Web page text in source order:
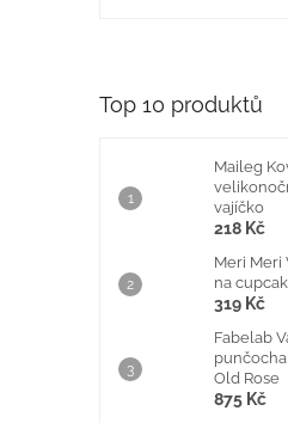
Top 10 produktů
Maileg
vajíčko
218 Kč
Meri Meri
na
319 Kč
Fabelab
Old Rose
875 Kč